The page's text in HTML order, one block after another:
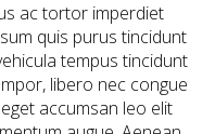
ac tortor imperdiet
quis purus tincidunt
tempus tincidunt
libero nec congue
accumsan leo elit